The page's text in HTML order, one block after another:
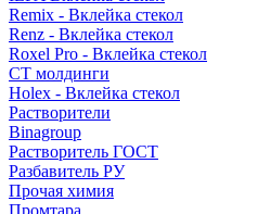
Remix - Вклейка стекол
Renz - Вклейка стекол
Roxel Pro - Вклейка стекол
СТ молдинги
Holex - Вклейка стекол
Растворители
Binagroup
Растворитель ГОСТ
Разбавитель РУ
Прочая химия
Промтара